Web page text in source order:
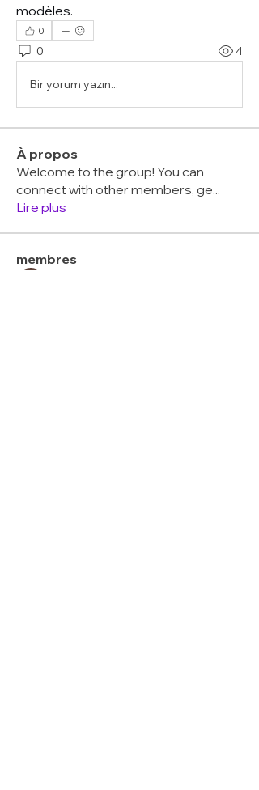
modèles.
0
0 4
Bir yorum yazın...
À propos
Welcome to the group! You can
connect with other members, ge...
Lire plus
membres